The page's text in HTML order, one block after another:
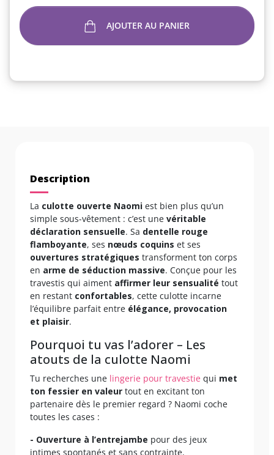
AJOUTER AU PANIER
Description
La culotte ouverte Naomi est bien plus qu’un
simple sous-vêtement : c’est une véritable
déclaration sensuelle. Sa dentelle rouge
flamboyante, ses nœuds coquins et ses
ouvertures stratégiques transforment ton corps
en arme de séduction massive. Conçue pour les
travestis qui aiment affirmer leur sensualité tout
en restant confortables, cette culotte incarne
l’équilibre parfait entre élégance, provocation
et plaisir.
Pourquoi tu vas l’adorer – Les
atouts de la culotte Naomi
Tu recherches une lingerie pour travestie qui met
ton fessier en valeur tout en excitant ton
partenaire dès le premier regard ? Naomi coche
toutes les cases :
- Ouverture à l’entrejambe pour des jeux
intimes spontanés et sans contrainte.